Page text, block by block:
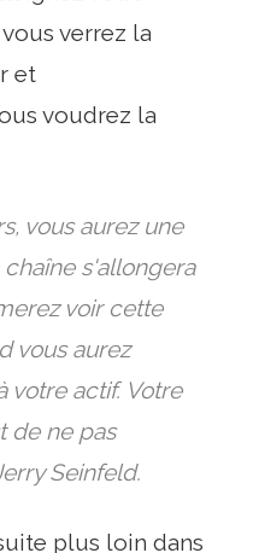
verrez la
et
voudrez la
vous aurez une
chaîne s'allongera
voir cette
vous aurez
votre actif. Votre
de ne pas
Seinfeld.
plus loin dans